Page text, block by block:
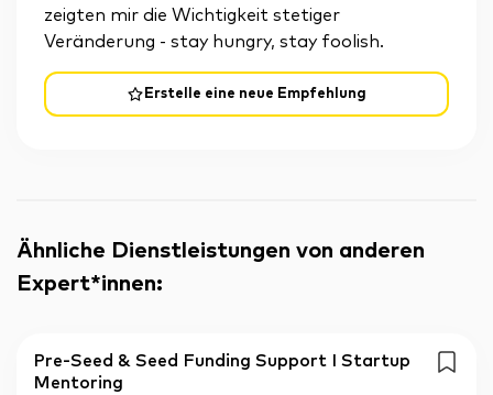
Erstelle eine neue Empfehlung
zeigten mir die Wichtigkeit stetiger
Veränderung - stay hungry, stay foolish.
Ähnliche Dienstleistungen von anderen
Expert*innen:
Pre-Seed & Seed Funding Support I Startup
Mentoring